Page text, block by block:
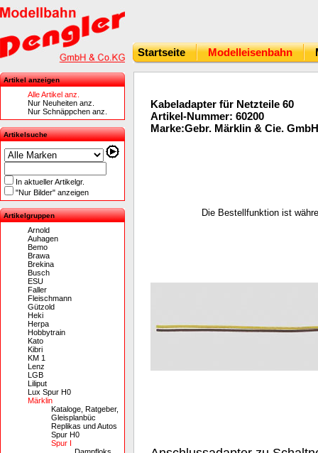
Startseite Modelleisenbahn
Artikel anzeigen
Alle Artikel anz.
Nur Neuheiten anz.
Nur Schnäppchen anz.
Artikelsuche
In aktueller Artikelgr.
"Nur Bilder" anzeigen
Artikelgruppen
Arnold
Auhagen
Bemo
Brawa
Brekina
Busch
ESU
Faller
Fleischmann
Gützold
Heki
Herpa
Hobbytrain
Kato
Kibri
KM 1
Lenz
LGB
Liliput
Lux Spur H0
Märklin
Kataloge, Ratgeber,
Gleisplanbüc
Replikas und Autos
Spur H0
Spur I
Kabeladapter für Netzteile 60
Artikel-Nummer: 60200
Marke:Gebr. Märklin & Cie. GmbH
Die Bestellfunktion ist